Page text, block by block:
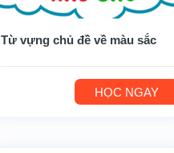
Từ vựng chủ đề về màu sắc
HỌC NGAY